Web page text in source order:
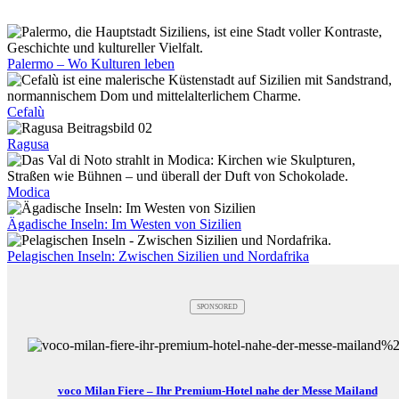
Palermo – Wo Kulturen leben
Cefalù
Ragusa
Modica
Ägadische Inseln: Im Westen von Sizilien
Pelagischen Inseln: Zwischen Sizilien und Nordafrika
SPONSORED
voco Milan Fiere – Ihr Premium-Hotel nahe der Messe Mailand